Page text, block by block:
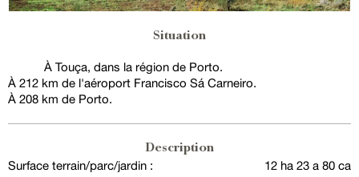
Situation
À Touça, dans la région de Porto.
À 212 km de l'aéroport Francisco Sá Carneiro.
À 208 km de Porto.
Description
Surface terrain/parc/jardin :
12 ha 23 a 80 ca